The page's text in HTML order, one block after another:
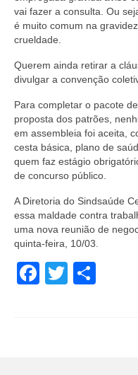
vai fazer a consulta. Ou
é muito comum na
crueldade.
Querem ainda retirar a
divulgar a convenção
Para completar o pacote
proposta dos patrões,
em assembleia foi aceita,
cesta básica, plano de
quem faz estágio
de concurso público.
A Diretoria do Sindsaúde
essa maldade contra
uma nova reunião de
quinta-feira, 10/03.
Facebook
Twitter